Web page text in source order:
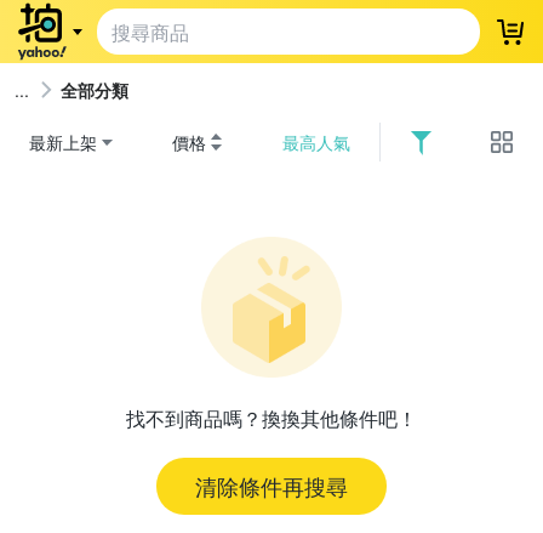
登
全部分類
最新上架 價格 最高人氣
找不到商品嗎？換換其他條件吧！
清除條件再搜尋